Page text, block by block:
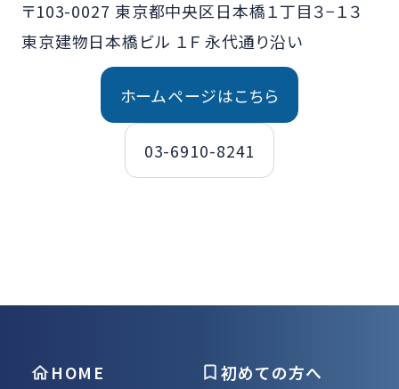
〒103-0027 東京都中央区日本橋１丁目３−１３
東京建物日本橋ビル １Ｆ 永代通り沿い
ホームページはこちら
03-6910-8241
HOME
初めての方へ